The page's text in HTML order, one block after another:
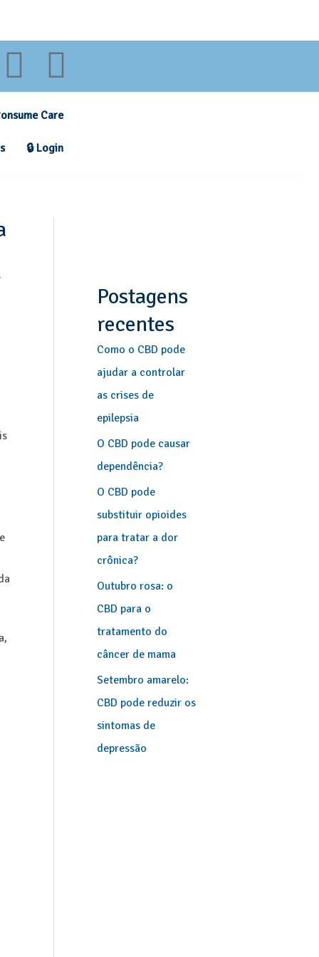
Care
🔒 Login
Postagens
recentes
Como o CBD pode
ajudar a controlar
as crises de
epilepsia
O CBD pode causar
dependência?
O CBD pode
substituir opioides
para tratar a dor
crônica?
Outubro rosa: o
CBD para o
tratamento do
câncer de mama
Setembro amarelo:
CBD pode reduzir os
sintomas de
depressão